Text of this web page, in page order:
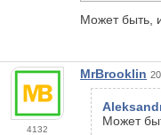
Может быть,
4132
MrBrooklin
Может